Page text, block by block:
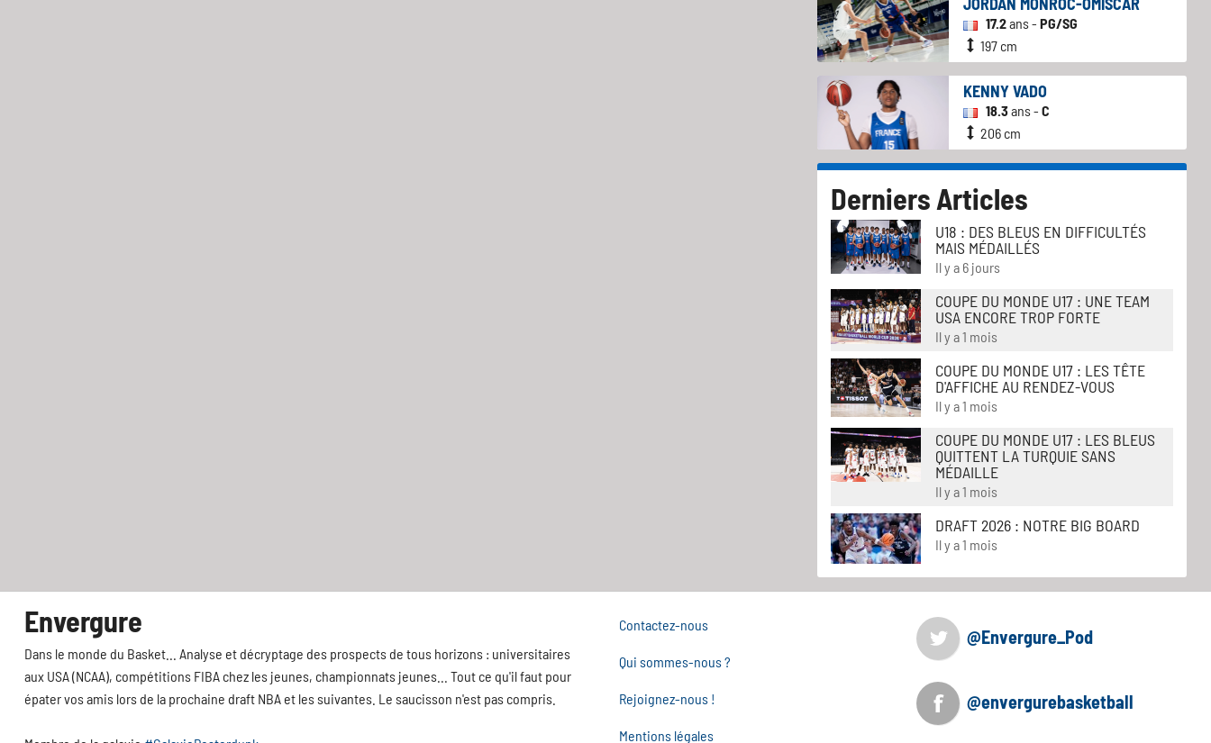
JORDAN MONROC-OMISCAR
17.2ans -PG/SG
197 cm
KENNY VADO
18.3ans -C
206 cm
Derniers Articles
U18 : DES BLEUS EN DIFFICULTÉS
MAIS MÉDAILLÉS
Il y a 6 jours
COUPE DU MONDE U17 : UNE TEAM
USA ENCORE TROP FORTE
Il y a 1 mois
COUPE DU MONDE U17 : LES TÊTE
D'AFFICHE AU RENDEZ-VOUS
Il y a 1 mois
COUPE DU MONDE U17 : LES BLEUS
QUITTENT LA TURQUIE SANS
MÉDAILLE
Il y a 1 mois
DRAFT 2026 : NOTRE BIG BOARD
Il y a 1 mois
Envergure
Dans le monde du Basket... Analyse et décryptage des prospects de tous horizons : universitaires
aux USA (NCAA), compétitions FIBA chez les jeunes, championnats jeunes... Tout ce qu'il faut pour
épater vos amis lors de la prochaine draft NBA et les suivantes. Le saucisson n'est pas compris.
Contactez-nous
Qui sommes-nous ?
Rejoignez-nous !
Mentions légales
@Envergure_Pod
@envergurebasketball